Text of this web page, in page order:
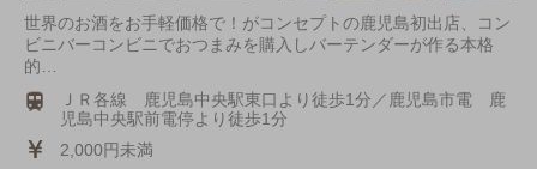
世界のお酒をお手軽価格で！がコンセプトの鹿児島初出店、コン
ビニバーコンビニでおつまみを購入しバーテンダーが作る本格
的…
ＪＲ各線 鹿児島中央駅東口より徒歩1分／鹿児島市電 鹿
児島中央駅前電停より徒歩1分
2,000円未満